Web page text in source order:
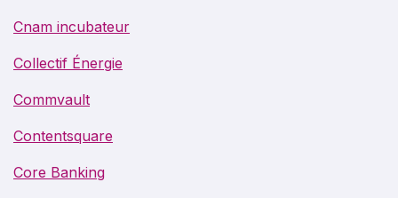
Cnam incubateur
Collectif Énergie
Commvault
Contentsquare
Core Banking